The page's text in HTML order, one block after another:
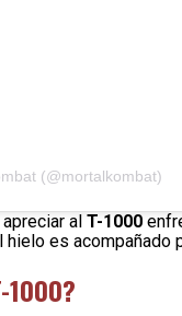
(@mortalkombat)
al T-1000
es acompañado
1000?